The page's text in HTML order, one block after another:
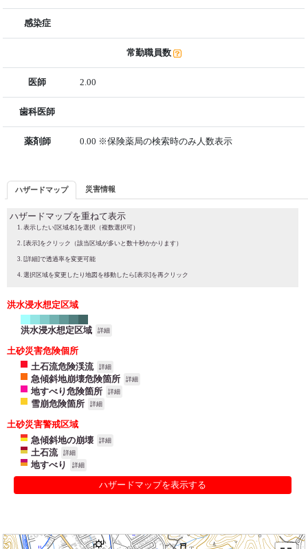
感染症
常勤職員数
医師 2.00
歯科医師
薬剤師 0.00 ※保険薬局の検索時のみ人数表示
ハザードマップ 災害情報
ハザードマップを重ねて表示
表示したい[区域名]を選択（複数選択可）
[表示]をクリック（該当区域が多いと数十秒かかります）
[詳細]で透過率を変更可能
選択区域を変更したり地図を移動したら[表示]を再クリック
洪水浸水想定区域
洪水浸水想定区域 詳細
土砂災害危険個所
土石流危険渓流
詳細
急傾斜地崩壊危険箇所 詳細
地すべり危険箇所 詳細
雪崩危険箇所 詳細
土砂災害警戒区域
急傾斜地の崩壊
詳細
土石流 詳細
地すべり 詳細
ハザードマップを表示する